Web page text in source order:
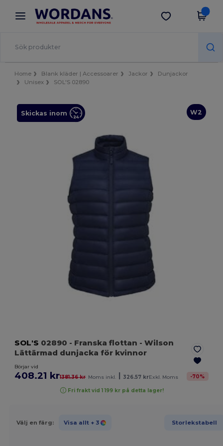
× Wordans-app
Bättre priser i appen!
Hämta app
Home Blank kläder | Accessoarer Jackor
Dunjackor
Unisex
SOL'S 02890
W2
Skickas inom
SOL'S 02890 - Franska flottan - Wilson
Lättärmad dunjacka för kvinnor
Börjar vid
408.21 kr1381.36 kr Moms inkl. 326.57 krExkl. Moms -70%
Fri frakt vid 1 199 kr på detta lager!
Välj en färg: Visa allt + 3 Storlekstabell